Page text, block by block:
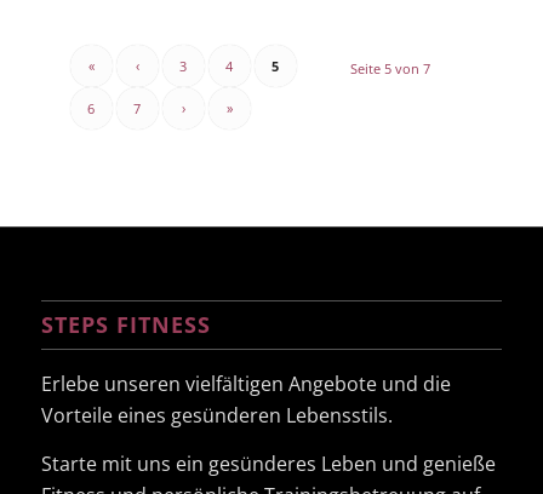
Seite 5 von 7
« ‹ 3 4 5
6 7 › »
STEPS FITNESS
Erlebe unseren vielfältigen Angebote und die
Vorteile eines gesünderen Lebensstils.
Starte mit uns ein gesünderes Leben und genieße